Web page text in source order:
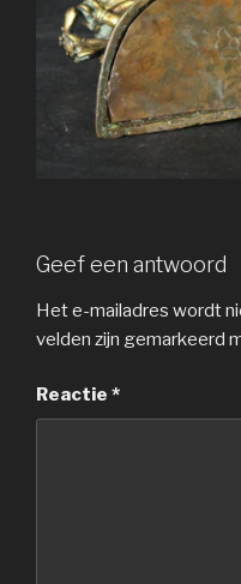
Geef een antwoord
Het e-mailadres wordt
velden zijn gemarkeerd
Reactie *